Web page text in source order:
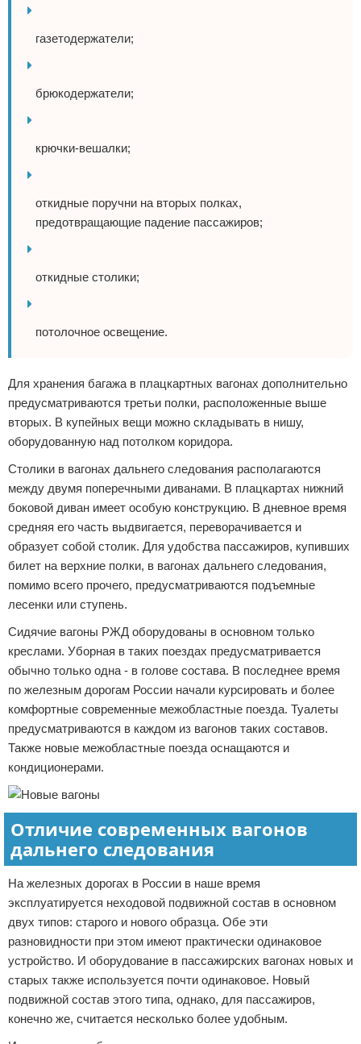
газетодержатели;
брюкодержатели;
крючки-вешалки;
откидные поручни на вторых полках,
предотвращающие падение пассажиров;
откидные столики;
потолочное освещение.
Для хранения багажа в плацкартных вагонах дополнительно
предусматриваются третьи полки, расположенные выше
вторых. В купейных вещи можно складывать в нишу,
оборудованную над потолком коридора.
Столики в вагонах дальнего следования располагаются
между двумя поперечными диванами. В плацкартах нижний
боковой диван имеет особую конструкцию. В дневное время
средняя его часть выдвигается, переворачивается и
образует собой столик. Для удобства пассажиров, купивших
билет на верхние полки, в вагонах дальнего следования,
помимо всего прочего, предусматриваются подъемные
лесенки или ступень.
Сидячие вагоны РЖД оборудованы в основном только
креслами. Уборная в таких поездах предусматривается
обычно только одна - в голове состава. В последнее время
по железным дорогам России начали курсировать и более
комфортные современные межобластные поезда. Туалеты
предусматриваются в каждом из вагонов таких составов.
Также новые межобластные поезда оснащаются и
кондиционерами.
Отличие современных вагонов
дальнего следования
На железных дорогах в России в наше время
эксплуатируется неходовой подвижной состав в основном
двух типов: старого и нового образца. Обе эти
разновидности при этом имеют практически одинаковое
устройство. И оборудование в пассажирских вагонах новых и
старых также используется почти одинаковое. Новый
подвижной состав этого типа, однако, для пассажиров,
конечно же, считается несколько более удобным.